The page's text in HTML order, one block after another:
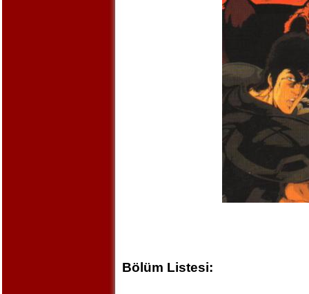
Bölüm Listesi: